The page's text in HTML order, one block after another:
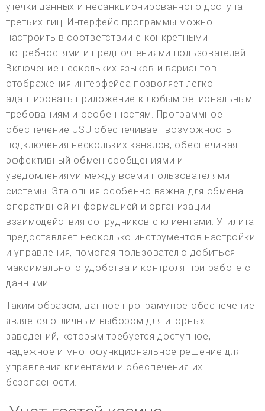
утечки данных и несанкционированного доступа
третьих лиц. Интерфейс программы можно
настроить в соответствии с конкретными
потребностями и предпочтениями пользователей.
Включение нескольких языков и вариантов
отображения интерфейса позволяет легко
адаптировать приложение к любым региональным
требованиям и особенностям. Программное
обеспечение USU обеспечивает возможность
подключения нескольких каналов, обеспечивая
эффективный обмен сообщениями и
уведомлениями между всеми пользователями
системы. Эта опция особенно важна для обмена
оперативной информацией и организации
взаимодействия сотрудников с клиентами. Утилита
предоставляет несколько инструментов настройки
и управления, помогая пользователю добиться
максимального удобства и контроля при работе с
данными.
Таким образом, данное программное обеспечение
является отличным выбором для игорных
заведений, которым требуется доступное,
надежное и многофункциональное решение для
управления клиентами и обеспечения их
безопасности.